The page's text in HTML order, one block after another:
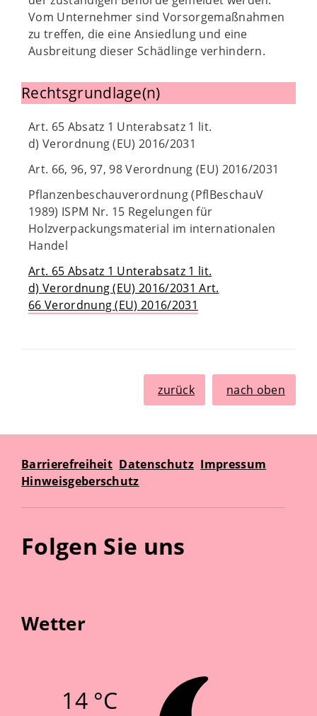
Vom Unternehmer sind Vorsorgemaßnahmen
zu treffen, die eine Ansiedlung und eine
Ausbreitung dieser Schädlinge verhindern.
Rechtsgrundlage(n)
Art. 65 Absatz 1 Unterabsatz 1 lit.
d) Verordnung (EU) 2016/2031
Art. 66, 96, 97, 98 Verordnung (EU) 2016/2031
Pflanzenbeschauverordnung (PflBeschauV
1989) ISPM Nr. 15 Regelungen für
Holzverpackungsmaterial im internationalen
Handel
Art. 65 Absatz 1 Unterabsatz 1 lit.
d) Verordnung (EU) 2016/2031 Art.
66 Verordnung (EU) 2016/2031
zurück nach oben
Barrierefreiheit Datenschutz Impressum
Hinweisgeberschutz
Folgen Sie uns
Wetter
14 °C